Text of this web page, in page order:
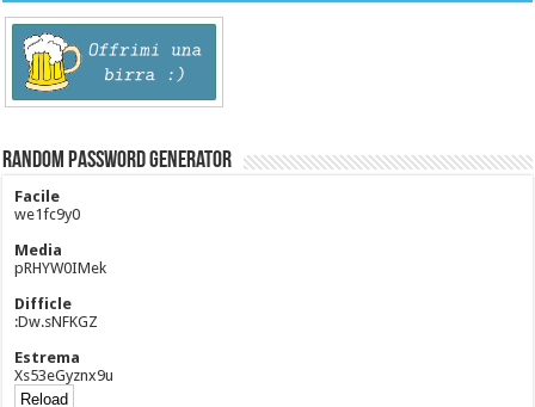
Random Password Generator
Facile
we1fc9y0
Media
pRHYW0IMek
Difficle
:Dw.sNFKGZ
Estrema
Xs53eGyznx9u